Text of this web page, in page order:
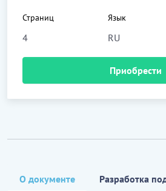
Страниц
4
Язык
RU
Приобрести
О документе Разработка